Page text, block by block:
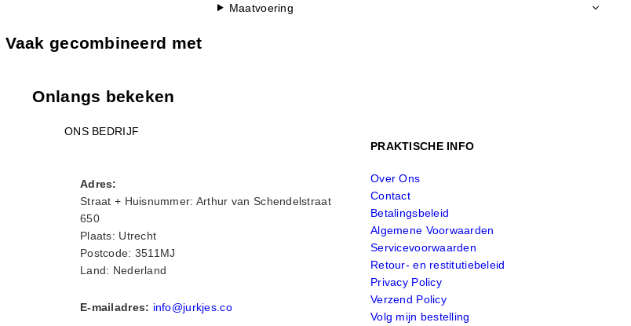
Maatvoering
Vaak gecombineerd met
Onlangs bekeken
ONS BEDRIJF
Adres:
Straat + Huisnummer: Arthur van Schendelstraat
650
Plaats: Utrecht
Postcode: 3511MJ
Land: Nederland
E-mailadres: info@jurkjes.co
PRAKTISCHE INFO
Over Ons
Contact
Betalingsbeleid
Algemene Voorwaarden
Servicevoorwaarden
Retour- en restitutiebeleid
Privacy Policy
Verzend Policy
Volg mijn bestelling